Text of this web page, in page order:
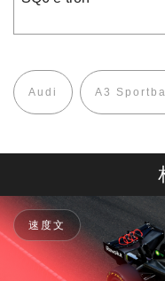
Audi A3
速度文